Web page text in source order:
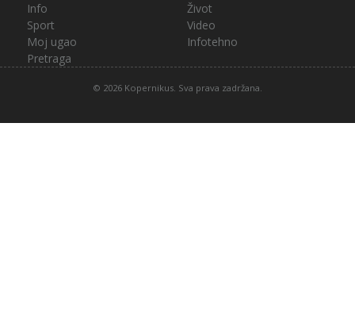
Info
Život
Sport
Video
Moj ugao
Infotehno
Pretraga
© 2026 Kopernikus. Sva prava zadržana.